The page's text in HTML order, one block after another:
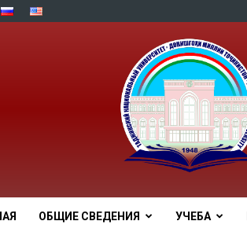
ОБЩИЕ СВЕДЕНИЯ УЧЕБА